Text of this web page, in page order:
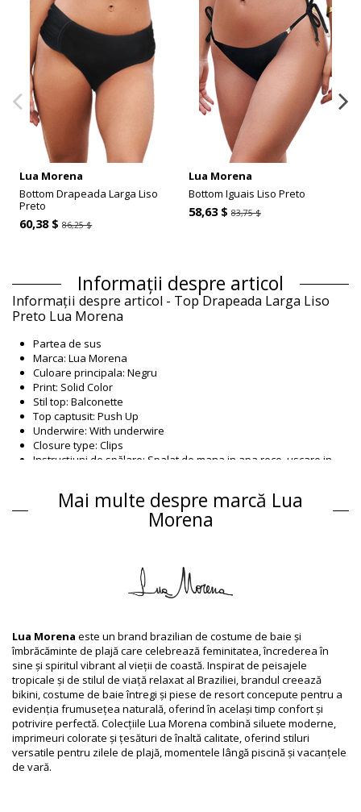
Lua Morena
Bottom Drapeada Larga Liso
Preto
60,38 $86,25 $
Lua Morena
Bottom Iguais Liso Preto
58,63 $ 83,75 $
Informații despre articol
Informații despre articol - Top Drapeada Larga Liso
Preto Lua Morena
Partea de sus
Marca: Lua Morena
Culoare principala: Negru
Print: Solid Color
Stil top: Balconette
Top captusit: Push Up
Underwire: With underwire
Closure type: Clips
Instrucțiuni de spălare: Spalat de mana in apa rece, uscare in
Origin: Confectionat in Brazilia
Partea de sus Negru Lua Morena
Compoziție: 83% Polyamide, 17% Elastane
Căptușeală: 88% Polyamide, 12% Elastane
Departamentul: Femei, Partea de sus
Ambalajul include: 1 x Partea de sus (Nu sunt incluse alte
accesorii)
HS CODE: 6112.41.0010
SKU: 1981123110
EAN: XS (7899818613471), S (7899818613488), M (7899670727118),
L (7899670727125), XL (7899670727132), XXL (7899670727149)
Referinţă furnizor: 10851002
Greutate: 55g / 0.12lb / 1.94oz
Fotografii retușate
Mai multe despre marcă Lua
Morena
Lua Morena este un brand brazilian de costume de baie și
îmbrăcăminte de plajă care celebrează feminitatea, încrederea în
sine și spiritul vibrant al vieții de coastă. Inspirat de peisajele
tropicale și de stilul de viață relaxat al Braziliei, brandul creează
bikini, costume de baie întregi și piese de resort concepute pentru a
evidenția frumusețea naturală, oferind în același timp confort și
potrivire perfectă. Colecțiile Lua Morena combină siluete moderne,
imprimeuri colorate și țesături de înaltă calitate, oferind stiluri
versatile pentru zilele de plajă, momentele lângă piscină și vacanțele
de vară.